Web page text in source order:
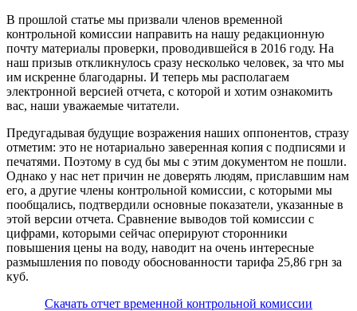
В прошлой статье мы призвали членов временной
контрольной комиссии направить на нашу редакционную
почту материалы проверки, проводившейся в 2016 году. На
наш призыв откликнулось сразу несколько человек, за что мы
им искренне благодарны. И теперь мы располагаем
электронной версией отчета, с которой и хотим ознакомить
вас, наши уважаемые читатели.
Предугадывая будущие возражения наших оппонентов, стразу
отметим: это не нотариально заверенная копия с подписями и
печатями. Поэтому в суд бы мы с этим документом не пошли.
Однако у нас нет причин не доверять людям, приславшим нам
его, а другие члены контрольной комиссии, с которыми мы
пообщались, подтвердили основные показатели, указанные в
этой версии отчета. Сравнение выводов той комиссии с
цифрами, которыми сейчас оперируют сторонники
повышения цены на воду, наводит на очень интересные
размышления по поводу обоснованности тарифа 25,86 грн за
куб.
Скачать отчет временной контрольной комиссии